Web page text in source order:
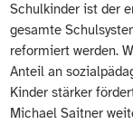
Schulkinder ist der
gesamte
reformiert werden.
Anteil an
Kinder stärker
Michael Saitner